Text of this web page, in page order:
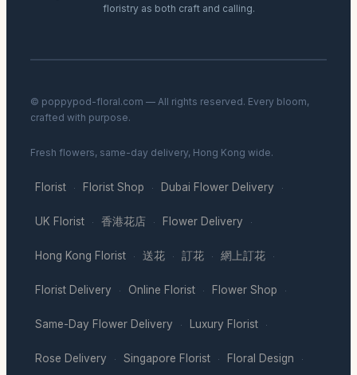
floristry as both craft and calling.
© poppypod-floral.com — All rights reserved. Every bloom,
crafted with purpose.
Fresh flowers, same-day delivery, Hong Kong wide.
Florist · Florist Shop · Dubai Flower Delivery ·
UK Florist · 香港花店 · Flower Delivery ·
Hong Kong Florist · 送花 · 訂花 · 網上訂花 ·
Florist Delivery · Online Florist · Flower Shop ·
Same-Day Flower Delivery · Luxury Florist ·
Rose Delivery · Singapore Florist · Floral Design ·